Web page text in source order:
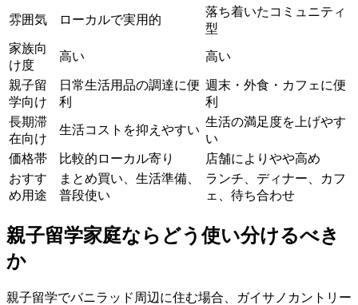
雰囲気 ローカルで実用的
落ち着いたコミュニティ
型
家族向
け度
高い 高い
親子留
学向け
日常生活用品の調達に便
利
週末・外食・カフェに便
利
長期滞
在向け
生活コストを抑えやすい
生活の満足度を上げやす
い
価格帯
比較的ローカル寄り
店舗によりやや高め
おすす
め用途
まとめ買い、生活準備、
普段使い
ランチ、ディナー、カフ
ェ、待ち合わせ
親子留学家庭ならどう使い分けるべき
か
親子留学でバニラッド周辺に住む場合、ガイサノカントリー